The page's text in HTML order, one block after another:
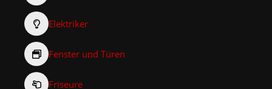
Elektriker
Fenster und Türen
Friseure